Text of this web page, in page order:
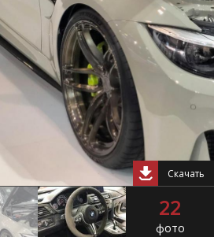
Скачать
22
фото